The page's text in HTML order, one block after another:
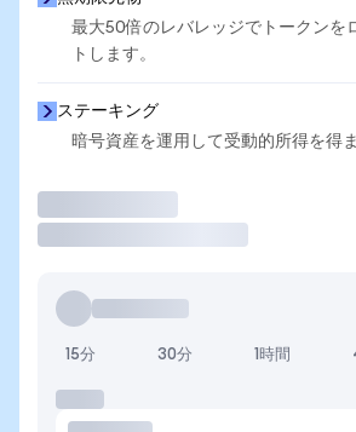
最大50倍のレバレッジでトークンを
トします。
ステーキング
暗号資産を運用して受動的所得を得
15分 30分 1時間